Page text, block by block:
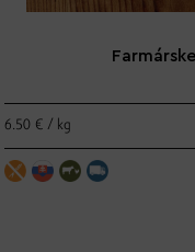
6.50 € / kg